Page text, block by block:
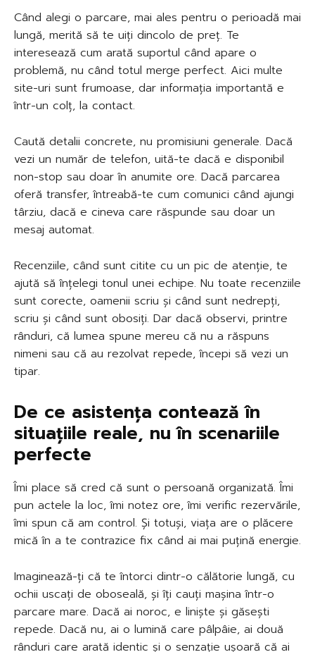
Când alegi o parcare, mai ales pentru o perioadă mai
lungă, merită să te uiți dincolo de preț. Te
interesează cum arată suportul când apare o
problemă, nu când totul merge perfect. Aici multe
site-uri sunt frumoase, dar informația importantă e
într-un colț, la contact.
Caută detalii concrete, nu promisiuni generale. Dacă
vezi un număr de telefon, uită-te dacă e disponibil
non-stop sau doar în anumite ore. Dacă parcarea
oferă transfer, întreabă-te cum comunici când ajungi
târziu, dacă e cineva care răspunde sau doar un
mesaj automat.
Recenziile, când sunt citite cu un pic de atenție, te
ajută să înțelegi tonul unei echipe. Nu toate recenziile
sunt corecte, oamenii scriu și când sunt nedrepți,
scriu și când sunt obosiți. Dar dacă observi, printre
rânduri, că lumea spune mereu că nu a răspuns
nimeni sau că au rezolvat repede, începi să vezi un
tipar.
De ce asistența contează în
situațiile reale, nu în scenariile
perfecte
Îmi place să cred că sunt o persoană organizată. Îmi
pun actele la loc, îmi notez ore, îmi verific rezervările,
îmi spun că am control. Și totuși, viața are o plăcere
mică în a te contrazice fix când ai mai puțină energie.
Imaginează-ți că te întorci dintr-o călătorie lungă, cu
ochii uscați de oboseală, și îți cauți mașina într-o
parcare mare. Dacă ai noroc, e liniște și găsești
repede. Dacă nu, ai o lumină care pâlpâie, ai două
rânduri care arată identic și o senzație ușoară că ai